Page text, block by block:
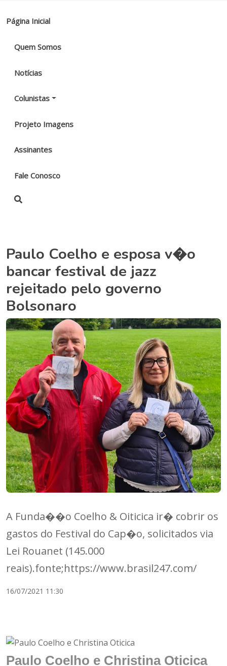
Página Inicial
Quem Somos
Notícias
Colunistas
Projeto Imagens
Assinantes
Fale Conosco
Paulo Coelho e esposa v�o
bancar festival de jazz
rejeitado pelo governo
Bolsonaro
A Funda��o Coelho & Oiticica ir� cobrir os
gastos do Festival do Cap�o, solicitados via
Lei Rouanet (145.000
reais).fonte;https://www.brasil247.com/
16/07/2021 11:30
Paulo Coelho e Christina Oticica